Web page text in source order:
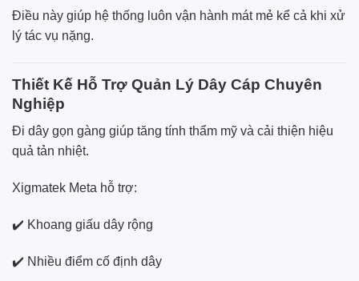
Điều này giúp hệ thống luôn vận hành mát mẻ kể cả khi xử
lý tác vụ nặng.
Thiết Kế Hỗ Trợ Quản Lý Dây Cáp Chuyên
Nghiệp
Đi dây gọn gàng giúp tăng tính thẩm mỹ và cải thiện hiệu
quả tản nhiệt.
Xigmatek Meta hỗ trợ:
✔️ Khoang giấu dây rộng
✔️ Nhiều điểm cố định dây